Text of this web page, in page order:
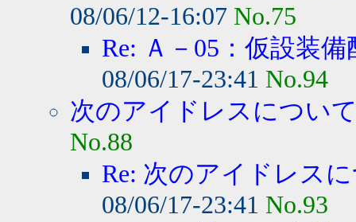
08/06/12-16:07 No.75
Re: Ａ－05：仮設装
08/06/17-23:41 No.94
次のアイドレスについ
No.88
Re: 次のアイドレス
08/06/17-23:41 No.93